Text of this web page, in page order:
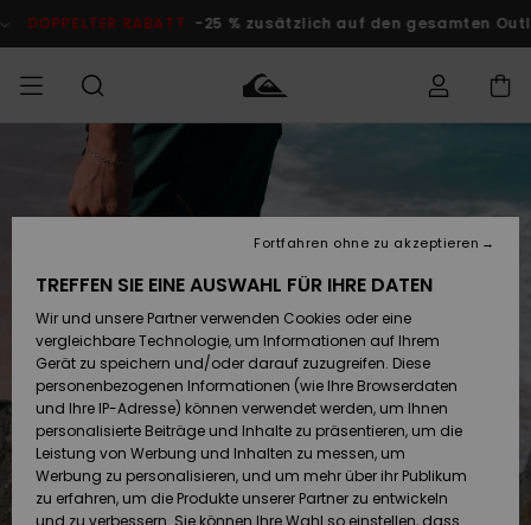
Produktinformation
DOPPELTER RABATT -25 % zusätzlich auf den gesamten
MÄNNER Kleidung
Accessoires
Schuhe&
Flip-Flops
Surf
Snow
Kleidung
Accessoires
Schuhe&
Flip-Flops
Surf
Snow
FRAUEN
Brandneu
Highlights
Snow
SURF
Surf Shop
Männer
Kinder
Highlights
Community
SNOW
Snow Shop
Männer
Snow Shop
Kinder
Snow Shop
Damen
Highlights
DOPPELTER
RABATT
Herren
KINDER
Outlet
Frauen
Auf meine
Bestellung
zugreifen
Retouren
Bezahlung
Geschenkkarte
Quiksilver
TREFFEN SIE EINE AUSWAHL FÜR IHRE DATEN
Wir und unsere Partner verwenden Cookies oder eine
vergleichbare Technologie, um Informationen auf Ihrem
Gerät zu speichern und/oder darauf zuzugreifen. Diese
personenbezogenen Informationen (wie Ihre Browserdaten
und Ihre IP-Adresse) können verwendet werden, um Ihnen
personalisierte Beiträge und Inhalte zu präsentieren, um die
Leistung von Werbung und Inhalten zu messen, um
Werbung zu personalisieren, und um mehr über ihr Publikum
zu erfahren, um die Produkte unserer Partner zu entwickeln
und zu verbessern. Sie können Ihre Wahl so einstellen, dass
Fortfahren ohne zu akzeptieren